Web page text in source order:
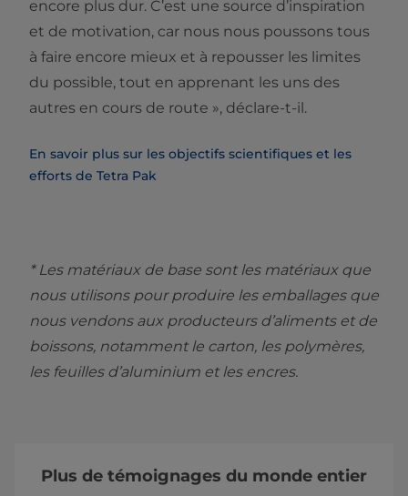
encore plus dur. C’est une source d’inspiration
et de motivation, car nous nous poussons tous
à faire encore mieux et à repousser les limites
du possible, tout en apprenant les uns des
autres en cours de route », déclare-t-il.
En savoir plus sur les objectifs scientifiques et les
efforts de Tetra Pak
* Les matériaux de base sont les matériaux que
nous utilisons pour produire les emballages que
nous vendons aux producteurs d’aliments et de
boissons, notamment le carton, les polymères,
les feuilles d’aluminium et les encres.
Plus de témoignages du monde entier